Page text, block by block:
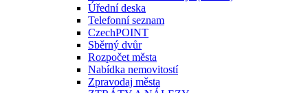
Úřední deska
Telefonní seznam
CzechPOINT
Sběrný dvůr
Rozpočet města
Nabídka nemovitostí
Zpravodaj města